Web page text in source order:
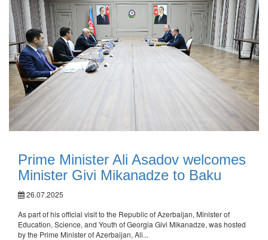
Prime Minister Ali Asadov welcomes
Minister Givi Mikanadze to Baku
26.07.2025
As part of his official visit to the Republic of Azerbaijan, Minister of
Education, Science, and Youth of Georgia Givi Mikanadze, was hosted
by the Prime Minister of Azerbaijan, Ali...